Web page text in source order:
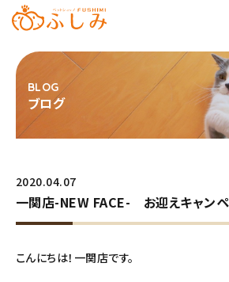
ブログ
2020.04.07
一関店-NEW FACE- お迎えキャン
こんにちは！一関店です。